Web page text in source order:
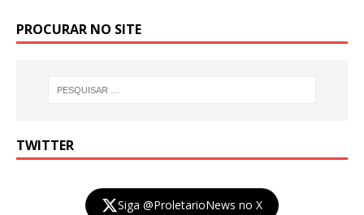
PROCURAR NO SITE
TWITTER
Siga @ProletarioNews no X